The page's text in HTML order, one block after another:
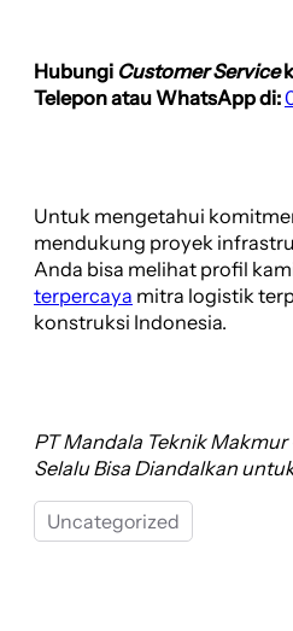
Hubungi Customer Service
Telepon atau WhatsApp di:
Untuk mengetahui
mendukung proyek
Anda bisa melihat profil
terpercaya mitra logistik
konstruksi Indonesia.
PT Mandala Teknik
Selalu Bisa Diandalkan
Uncategorized